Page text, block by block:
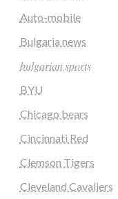
Auto-mobile
Bulgaria news
𝑏𝑢𝑙𝑔𝑎𝑟𝑖𝑎𝑛 𝑠𝑝𝑜𝑟𝑡𝑠
BYU
Chicago bears
Cincinnati Red
Clemson Tigers
Cleveland Cavaliers